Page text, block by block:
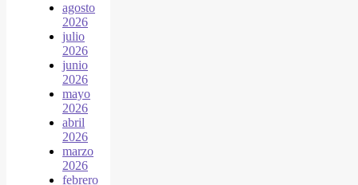
agosto
2026
julio
2026
junio
2026
mayo
2026
abril
2026
marzo
2026
febrero